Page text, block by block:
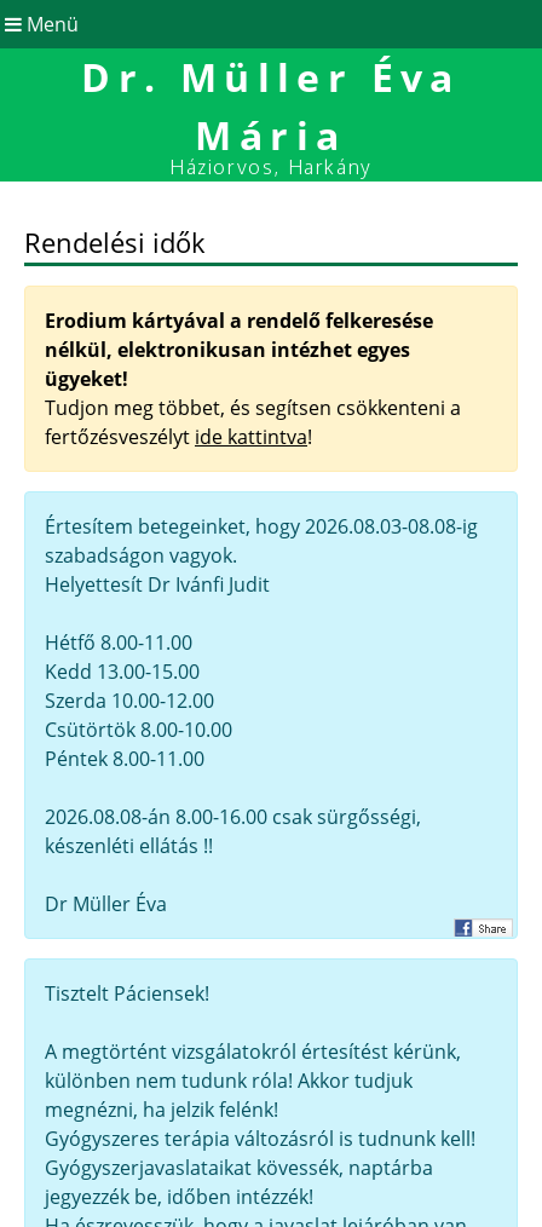
Menü
Dr. Müller Éva
Mária
Háziorvos, Harkány
Rendelési idők
Erodium kártyával a rendelő felkeresése
nélkül, elektronikusan intézhet egyes
ügyeket!
Tudjon meg többet, és segítsen csökkenteni a
fertőzésveszélyt ide kattintva!
Értesítem betegeinket, hogy 2026.08.03-08.08-ig
szabadságon vagyok.
Helyettesít Dr Ivánfi Judit
Hétfő 8.00-11.00
Kedd 13.00-15.00
Szerda 10.00-12.00
Csütörtök 8.00-10.00
Péntek 8.00-11.00
2026.08.08-án 8.00-16.00 csak sürgősségi,
készenléti ellátás !!
Dr Müller Éva
Tisztelt Páciensek!
A megtörtént vizsgálatokról értesítést kérünk,
különben nem tudunk róla! Akkor tudjuk
megnézni, ha jelzik felénk!
Gyógyszeres terápia változásról is tudnunk kell!
Gyógyszerjavaslataikat kövessék, naptárba
jegyezzék be, időben intézzék!